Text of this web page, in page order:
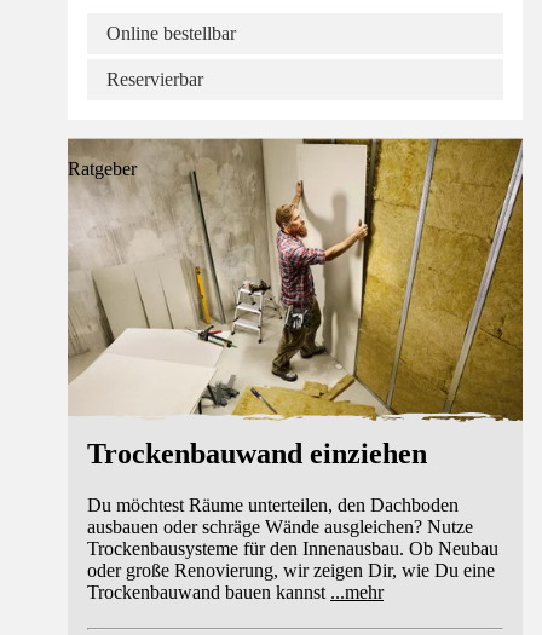
Online bestellbar
Reservierbar
Ratgeber
Trockenbauwand einziehen
Du möchtest Räume unterteilen, den Dachboden
ausbauen oder schräge Wände ausgleichen? Nutze
Trockenbausysteme für den Innenausbau. Ob Neubau
oder große Renovierung, wir zeigen Dir, wie Du eine
Trockenbauwand bauen kannst ...mehr